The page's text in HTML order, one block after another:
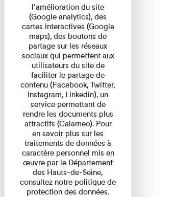
l’amélioration du site
(Google analytics), des
cartes interactives (Google
maps), des boutons de
partage sur les réseaux
sociaux qui permettent aux
utilisateurs du site de
faciliter le partage de
contenu (Facebook, Twitter,
Instagram, Linkedin), un
service permettant de
rendre les documents plus
attractifs (Calameo). Pour
en savoir plus sur les
traitements de données à
caractère personnel mis en
œuvre par le Département
des Hauts-de-Seine,
consultez notre politique de
protection des données.